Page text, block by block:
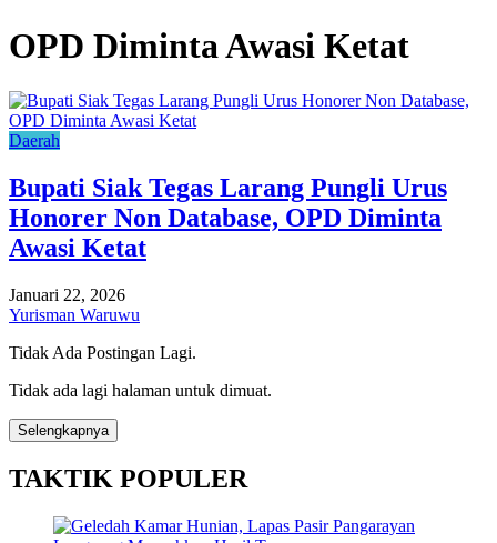
OPD Diminta Awasi Ketat
Daerah
Bupati Siak Tegas Larang Pungli Urus
Honorer Non Database, OPD Diminta
Awasi Ketat
Januari 22, 2026
Yurisman Waruwu
Tidak Ada Postingan Lagi.
Tidak ada lagi halaman untuk dimuat.
Selengkapnya
TAKTIK POPULER